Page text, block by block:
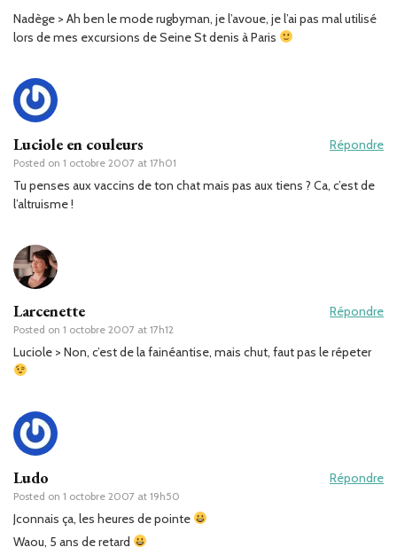
Nadège > Ah ben le mode rugbyman, je l’avoue, je l’ai pas mal utilisé
lors de mes excursions de Seine St denis à Paris
Luciole en couleurs
Posted on 1 octobre 2007 at 17h01
Répondre
Tu penses aux vaccins de ton chat mais pas aux tiens ? Ca, c’est de
l’altruisme !
Larcenette
Posted on 1 octobre 2007 at 17h12
Répondre
Luciole > Non, c’est de la fainéantise, mais chut, faut pas le répeter
Ludo
Posted on 1 octobre 2007 at 19h50
Répondre
Jconnais ça, les heures de pointe
Waou, 5 ans de retard